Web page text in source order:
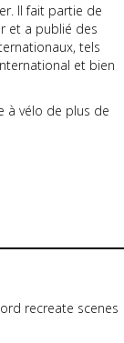
Il fait partie de
et a publié des
tels
et bien
à vélo de plus de
recreate scenes